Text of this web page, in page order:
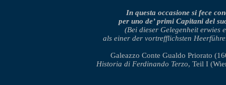
In questa occasione si fece
per uno de’ primi Capitani del
(Bei dieser Gelegenheit erwies
als einer der vortrefflichsten
Galeazzo Conte Gualdo Priorato
Historia di Ferdinando Terzo, Teil I